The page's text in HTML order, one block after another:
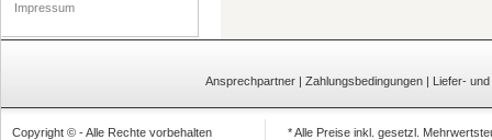
Impressum
Ansprechpartner | Zahlungsbedingungen | Liefer-
Copyright © - Alle Rechte vorbehalten * Alle Preise inkl. gesetzl.